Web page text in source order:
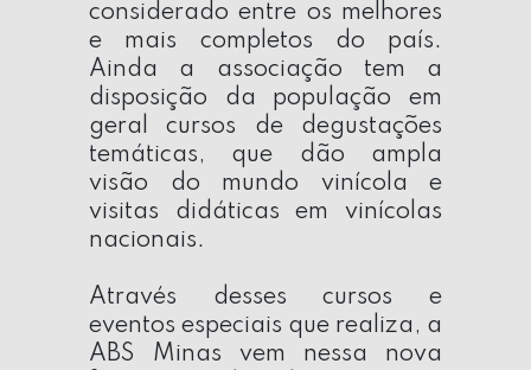
considerado entre os melhores
e mais completos do país.
Ainda a associação tem a
disposição da população em
geral cursos de degustações
temáticas, que dão ampla
visão do mundo vinícola e
visitas didáticas em vinícolas
nacionais.
Através desses cursos e
eventos especiais que realiza, a
ABS Minas vem nessa nova